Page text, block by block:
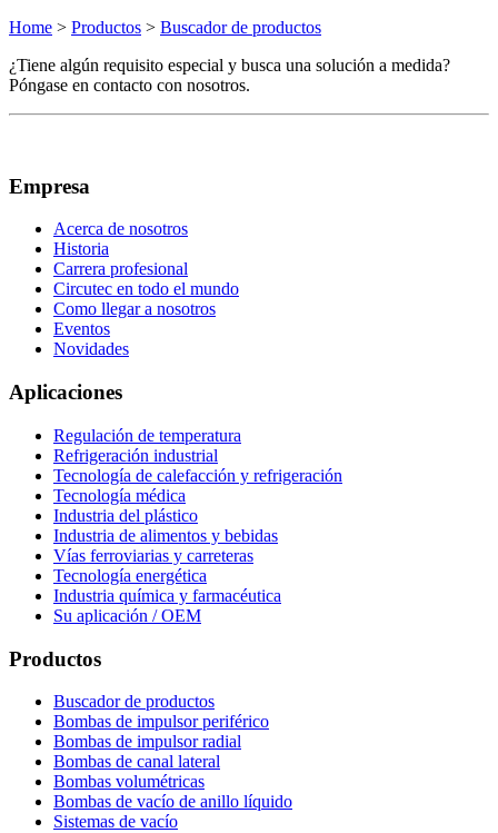
Home > Productos > Buscador de productos
¿Tiene algún requisito especial y busca una solución a medida?
Póngase en contacto con nosotros.
Empresa
Acerca de nosotros
Historia
Carrera profesional
Circutec en todo el mundo
Como llegar a nosotros
Eventos
Novidades
Aplicaciones
Regulación de temperatura
Refrigeración industrial
Tecnología de calefacción y refrigeración
Tecnología médica
Industria del plástico
Industria de alimentos y bebidas
Vías ferroviarias y carreteras
Tecnología energética
Industria química y farmacéutica
Su aplicación / OEM
Productos
Buscador de productos
Bombas de impulsor periférico
Bombas de impulsor radial
Bombas de canal lateral
Bombas volumétricas
Bombas de vacío de anillo líquido
Sistemas de vacío